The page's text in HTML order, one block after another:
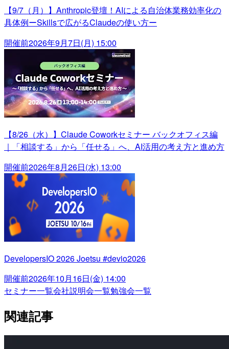
【9/7（月）】Anthropic登壇！AIによる自治体業務効率化の
具体例ーSkillsで広がるClaudeの使い方ー
開催前2026年9月7日(月) 15:00
【8/26（水）】Claude Coworkセミナー バックオフィス編
｜「相談する」から「任せる」へ、AI活用の考え方と進め方
開催前2026年8月26日(水) 13:00
DevelopersIO 2026 Joetsu #devio2026
開催前2026年10月16日(金) 14:00
セミナー一覧会社説明会一覧勉強会一覧
関連記事